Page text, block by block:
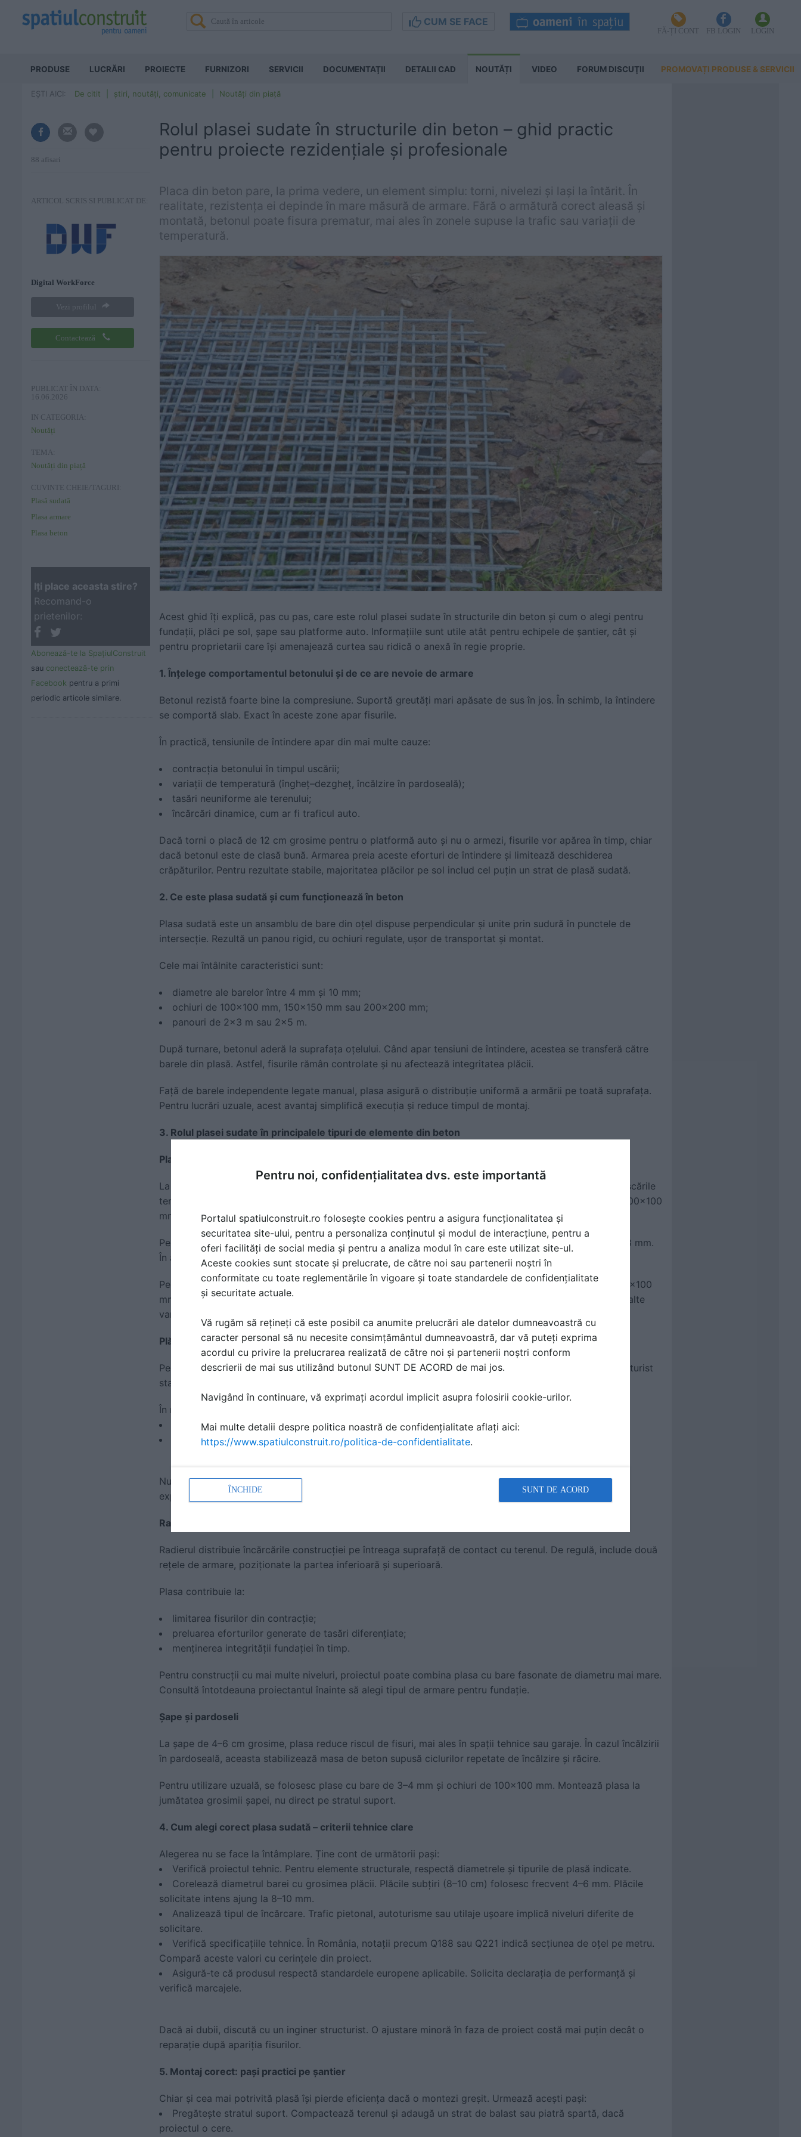
CUM SE FACE
FĂ-ȚI CONT FB LOGIN LOGIN
PRODUSE LUCRĂRI PROIECTE FURNIZORI SERVICII DOCUMENTAŢII DETALII CAD NOUTĂȚI VIDEO FORUM DISCUŢII PROMOVAȚI PRODUSE & SERVICII
EȘTI AICI: De citit știri, noutăți, comunicate Noutăți din piață
88 afisari
ARTICOL SCRIS SI PUBLICAT DE:
Digital WorkForce
Vezi profilul
Contactează
PUBLICAT ÎN DATA:
16.06.2026
IN CATEGORIA:
Noutăți
TEMA:
Noutăți din piață
CUVINTE CHEIE/TAGURI:
Plasă sudată
Plasa armare
Plasa beton
Iţi place aceasta stire?
Recomand-o
prietenilor:
Abonează-te la SpaţiulConstruit
sau conectează-te prin
Facebook pentru a primi
periodic articole similare.
Rolul plasei sudate în structurile din beton – ghid practic
pentru proiecte rezidențiale și profesionale
Placa din beton pare, la prima vedere, un element simplu: torni, nivelezi și lași la întărit. În
realitate, rezistența ei depinde în mare măsură de armare. Fără o armătură corect aleasă și
montată, betonul poate fisura prematur, mai ales în zonele supuse la trafic sau variații de
temperatură.
Acest ghid îți explică, pas cu pas, care este rolul plasei sudate în structurile din beton și cum o alegi pentru
fundații, plăci pe sol, șape sau platforme auto. Informațiile sunt utile atât pentru echipele de șantier, cât și
pentru proprietarii care își amenajează curtea sau ridică o anexă în regie proprie.
1. Înțelege comportamentul betonului și de ce are nevoie de armare
Betonul rezistă foarte bine la compresiune. Suportă greutăți mari apăsate de sus în jos. În schimb, la întindere
se comportă slab. Exact în aceste zone apar fisurile.
În practică, tensiunile de întindere apar din mai multe cauze:
contracția betonului în timpul uscării;
variații de temperatură (îngheț–dezgheț, încălzire în pardoseală);
tasări neuniforme ale terenului;
încărcări dinamice, cum ar fi traficul auto.
Dacă torni o placă de 12 cm grosime pentru o platformă auto și nu o armezi, fisurile vor apărea în timp, chiar
dacă betonul este de clasă bună. Armarea preia aceste eforturi de întindere și limitează deschiderea
crăpăturilor. Pentru rezultate stabile, majoritatea plăcilor pe sol includ cel puțin un strat de plasă sudată.
2. Ce este plasa sudată și cum funcționează în beton
Plasa sudată este un ansamblu de bare din oțel dispuse perpendicular și unite prin sudură în punctele de
intersecție. Rezultă un panou rigid, cu ochiuri regulate, ușor de transportat și montat.
Cele mai întâlnite caracteristici sunt:
diametre ale barelor între 4 mm și 10 mm;
ochiuri de 100x100 mm, 150x150 mm sau 200x200 mm;
panouri de 2x3 m sau 2x5 m.
După turnare, betonul aderă la suprafața oțelului. Când apar tensiuni de întindere, acestea se transferă către
barele din plasă. Astfel, fisurile rămân controlate și nu afectează integritatea plăcii.
Față de barele independente legate manual, plasa asigură o distribuție uniformă a armării pe toată suprafața.
Pentru lucrări uzuale, acest avantaj simplifică execuția și reduce timpul de montaj.
3. Rolul plasei sudate în principalele tipuri de elemente din beton
Placă pe sol (terasă, trotuar, platformă)
La o terasă de 20–30 mp sau la o alee în curte, plasa limitează fisurile provocate de contracție și de mișcările
terenului. Pentru trafic pietonal, o placă de 8–10 cm grosime, armată cu plasă de 4–6 mm și ochiuri de 100x100
mm, oferă un comportament bun în timp.
Pentru platforme auto sau zone unde parchezi frecvent, crești grosimea la 12–15 cm și alegi bare de 6–8 mm.
În aceste situații, armarea distribuie încărcările roților și reduce riscul de fisuri în zona de rulare.
Pentru proiecte rezidențiale standard, o soluție echilibrată esteplasa sudata de 6 mm, cu ochiuri de 100x100
mm, utilizată frecvent la plăci pe sol și platforme din jurul casei. O găsești în oferta MatHaus, alături de alte
variante adaptate diferitelor grosimi de placă.
Plăci între etaje
Pentru plăcile structurale dintre niveluri, armarea se face strict pe baza proiectului tehnic. Inginerul structurist
stabilește diametrele, numărul de straturi și eventualele bare suplimentare în zonele de reazem.
În multe cazuri, proiectul prevede:
un strat inferior de armare pentru zonele cu întindere la partea de jos;
un strat superior pentru zonele cu momente negative (deasupra grinzilor sau pereților portanți).
Nu modifica soluția din proiect fără acordul specialistului. La elemente portante, dimensionarea „din
experiență” poate genera probleme structurale serioase.
Radier general (placă de fundație)
Radierul distribuie încărcările construcției pe întreaga suprafață de contact cu terenul. De regulă, include două
rețele de armare, poziționate la partea inferioară și superioară.
Plasa contribuie la:
limitarea fisurilor din contracție;
preluarea eforturilor generate de tasări diferențiate;
menținerea integrității fundației în timp.
Pentru construcții cu mai multe niveluri, proiectul poate combina plasa cu bare fasonate de diametru mai mare.
Consultă întotdeauna proiectantul înainte să alegi tipul de armare pentru fundație.
Șape și pardoseli
La șape de 4–6 cm grosime, plasa reduce riscul de fisuri, mai ales în spații tehnice sau garaje. În cazul încălzirii
în pardoseală, aceasta stabilizează masa de beton supusă ciclurilor repetate de încălzire și răcire.
Pentru utilizare uzuală, se folosesc plase cu bare de 3–4 mm și ochiuri de 100x100 mm. Montează plasa la
jumătatea grosimii șapei, nu direct pe stratul suport.
4. Cum alegi corect plasa sudată – criterii tehnice clare
Alegerea nu se face la întâmplare. Ține cont de următorii pași:
Verifică proiectul tehnic. Pentru elemente structurale, respectă diametrele și tipurile de plasă indicate.
Corelează diametrul barei cu grosimea plăcii. Plăcile subțiri (8–10 cm) folosesc frecvent 4–6 mm. Plăcile
solicitate intens ajung la 8–10 mm.
Analizează tipul de încărcare. Trafic pietonal, autoturisme sau utilaje ușoare implică niveluri diferite de
solicitare.
Verifică specificațiile tehnice. În România, notații precum Q188 sau Q221 indică secțiunea de oțel pe metru.
Compară aceste valori cu cerințele din proiect.
Asigură-te că produsul respectă standardele europene aplicabile. Solicita declarația de performanță și
verifică marcajele.
Dacă ai dubii, discută cu un inginer structurist. O ajustare minoră în faza de proiect costă mai puțin decât o
reparație după apariția fisurilor.
5. Montaj corect: pași practici pe șantier
Chiar și cea mai potrivită plasă își pierde eficiența dacă o montezi greșit. Urmează acești pași:
Pregătește stratul suport. Compactează terenul și adaugă un strat de balast sau piatră spartă, dacă
proiectul o cere.
Pentru noi, confidențialitatea dvs. este importantă
Portalul spatiulconstruit.ro folosește cookies pentru a asigura funcționalitatea și
securitatea site-ului, pentru a personaliza conținutul și modul de interacțiune, pentru a
oferi facilități de social media și pentru a analiza modul în care este utilizat site-ul.
Aceste cookies sunt stocate și prelucrate, de către noi sau partenerii noștri în
conformitate cu toate reglementările în vigoare și toate standardele de confidențialitate
și securitate actuale.
Vă rugăm să rețineți că este posibil ca anumite prelucrări ale datelor dumneavoastră cu
caracter personal să nu necesite consimțământul dumneavoastră, dar vă puteți exprima
acordul cu privire la prelucrarea realizată de către noi și partenerii noștri conform
descrierii de mai sus utilizând butonul SUNT DE ACORD de mai jos.
Navigând în continuare, vă exprimați acordul implicit asupra folosirii cookie-urilor.
Mai multe detalii despre politica noastră de confidențialitate aflați aici:
https://www.spatiulconstruit.ro/politica-de-confidentialitate.
ÎNCHIDE SUNT DE ACORD